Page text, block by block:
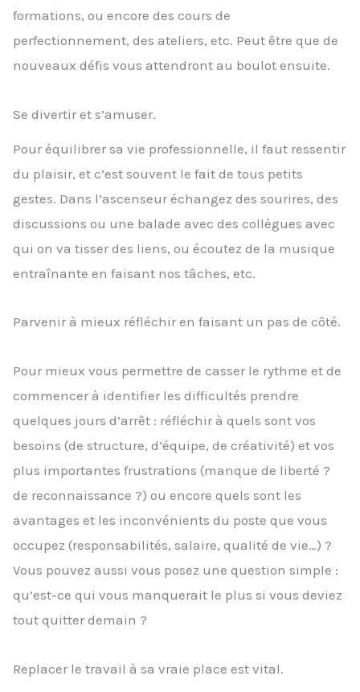
formations, ou encore des cours de
perfectionnement, des ateliers, etc. Peut être que de
nouveaux défis vous attendront au boulot ensuite.
Se divertir et s’amuser.
Pour équilibrer sa vie professionnelle, il faut ressentir
du plaisir, et c’est souvent le fait de tous petits
gestes. Dans l’ascenseur échangez des sourires, des
discussions ou une balade avec des collègues avec
qui on va tisser des liens, ou écoutez de la musique
entraînante en faisant nos tâches, etc.
Parvenir à mieux réfléchir en faisant un pas de côté.
Pour mieux vous permettre de casser le rythme et de
commencer à identifier les difficultés prendre
quelques jours d’arrêt : réfléchir à quels sont vos
besoins (de structure, d’équipe, de créativité) et vos
plus importantes frustrations (manque de liberté ?
de reconnaissance ?) ou encore quels sont les
avantages et les inconvénients du poste que vous
occupez (responsabilités, salaire, qualité de vie…) ?
Vous pouvez aussi vous posez une question simple :
qu’est-ce qui vous manquerait le plus si vous deviez
tout quitter demain ?
Replacer le travail à sa vraie place est vital.